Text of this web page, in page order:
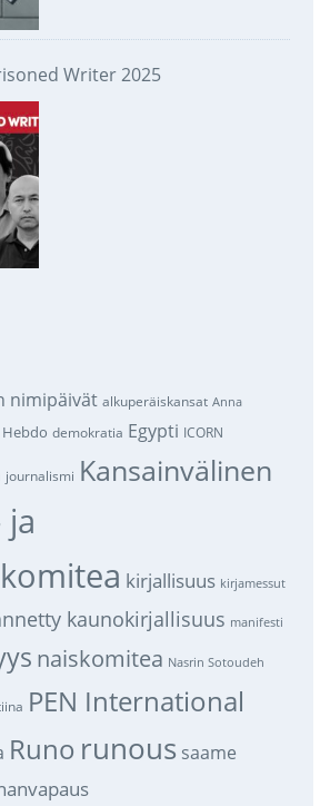
Writer 2025
nimipäivät alkuperäiskansat Anna
demokratia Egypti ICORN
journalismi Kansainvälinen
ja
kirjallisuus kirjamessut
kaunokirjallisuus manifesti
naiskomitea Nasrin Sotoudeh
PEN International
Runo runous saame